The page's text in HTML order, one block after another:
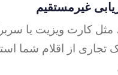
غیرمستقیم
کارت ویزیت یا
از اقلام شما